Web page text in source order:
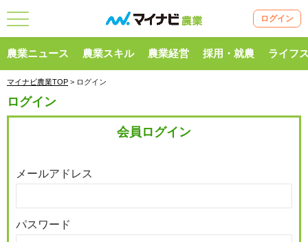
ログイン
農業ニュース 農業スキル 農業経営 採用・就農 ライフ
マイナビ農業TOP > ログイン
ログイン
会員ログイン
メールアドレス
パスワード